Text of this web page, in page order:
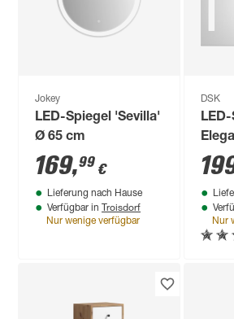
Jokey
LED-Spiegel 'Sevilla'
Ø 65 cm
169,99 €
Lieferung nach Hause
Verfügbar in Troisdorf
Nur wenige verfügbar
DSK
x 60
Nur